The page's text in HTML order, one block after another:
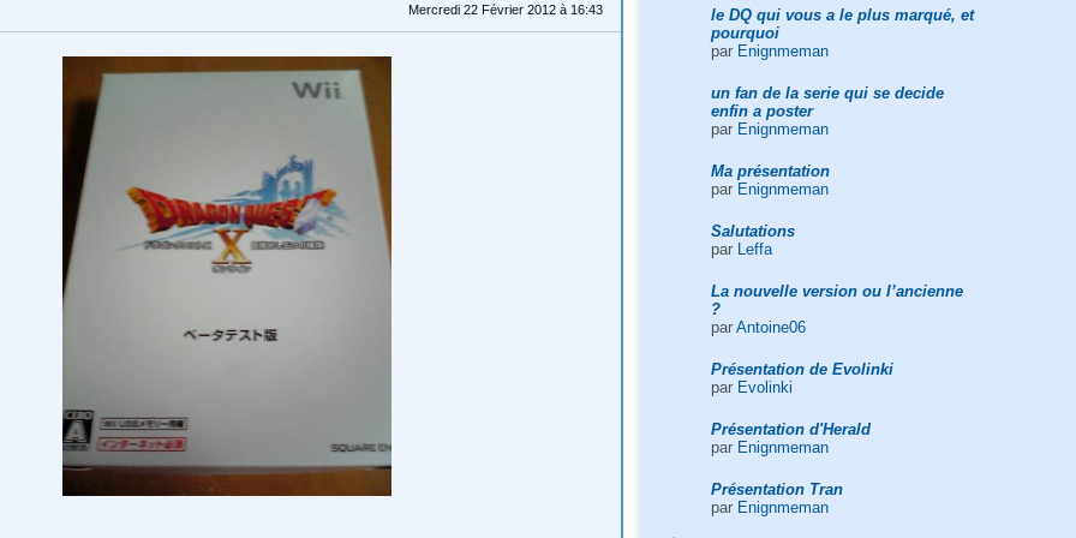
le DQ qui vous a le plus marqué, et
pourquoi
par Enignmeman
un fan de la serie qui se decide
enfin a poster
par Enignmeman
Ma présentation
par Enignmeman
Salutations
par
Leffa
La nouvelle version ou l’ancienne
?
par Antoine06
Présentation de Evolinki
par Evolinki
Présentation d'Herald
par Enignmeman
Présentation Tran
par Enignmeman
Mercredi 22 Février 2012 à 16:43